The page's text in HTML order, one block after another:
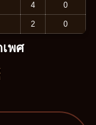
4 0
2 0
เพศ